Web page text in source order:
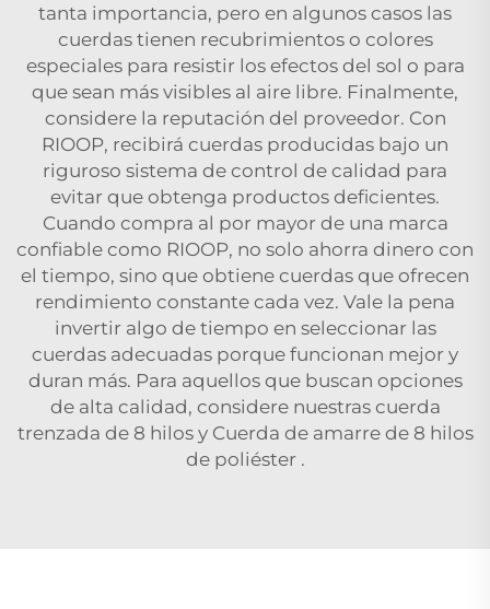
tanta importancia, pero en algunos casos las
cuerdas tienen recubrimientos o colores
especiales para resistir los efectos del sol o para
que sean más visibles al aire libre. Finalmente,
considere la reputación del proveedor. Con
RIOOP, recibirá cuerdas producidas bajo un
riguroso sistema de control de calidad para
evitar que obtenga productos deficientes.
Cuando compra al por mayor de una marca
confiable como RIOOP, no solo ahorra dinero con
el tiempo, sino que obtiene cuerdas que ofrecen
rendimiento constante cada vez. Vale la pena
invertir algo de tiempo en seleccionar las
cuerdas adecuadas porque funcionan mejor y
duran más. Para aquellos que buscan opciones
de alta calidad, considere nuestras cuerda
trenzada de 8 hilos y Cuerda de amarre de 8 hilos
de poliéster .